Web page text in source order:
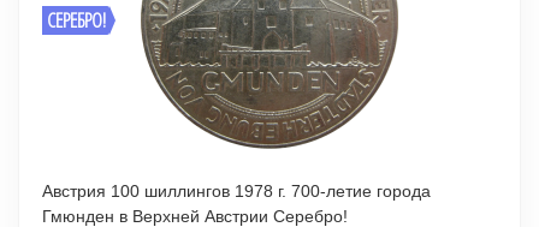
СЕРЕБРО!
Австрия 100 шиллингов 1978 г. 700-летие города
Гмюнден в Верхней Австрии Серебро!